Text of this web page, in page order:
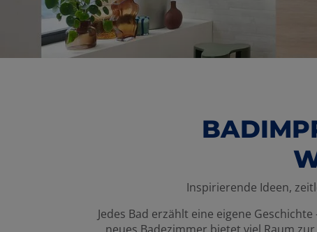
Inspirierende Ideen,
Jedes Bad erzählt eine eigene
schließen